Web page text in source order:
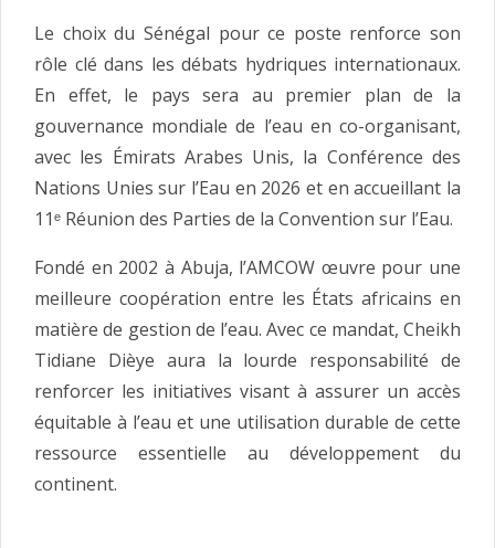
Le choix du Sénégal pour ce poste renforce son
rôle clé dans les débats hydriques internationaux.
En effet, le pays sera au premier plan de la
gouvernance mondiale de l’eau en co-organisant,
avec les Émirats Arabes Unis, la Conférence des
Nations Unies sur l’Eau en 2026 et en accueillant la
11ᵉ Réunion des Parties de la Convention sur l’Eau.
Fondé en 2002 à Abuja, l’AMCOW œuvre pour une
meilleure coopération entre les États africains en
matière de gestion de l’eau. Avec ce mandat, Cheikh
Tidiane Dièye aura la lourde responsabilité de
renforcer les initiatives visant à assurer un accès
équitable à l’eau et une utilisation durable de cette
ressource essentielle au développement du
continent.